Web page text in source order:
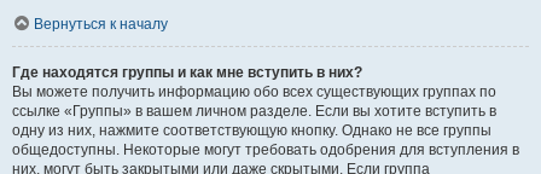
Вернуться к началу
Где находятся группы и как мне вступить в них?
Вы можете получить информацию обо всех существующих группах по
ссылке «Группы» в вашем личном разделе. Если вы хотите вступить в
одну из них, нажмите соответствующую кнопку. Однако не все группы
общедоступны. Некоторые могут требовать одобрения для вступления в
них, могут быть закрытыми или даже скрытыми. Если группа